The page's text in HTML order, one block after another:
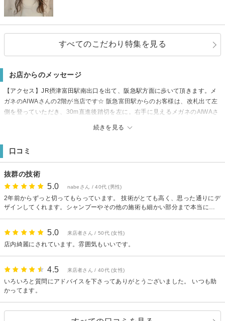
すべてのこだわり特集を見る
お店からのメッセージ
続きを見る
【アクセス】JR摂津富田駅南出口を出て、阪急駅方面に歩いて頂きます。メ
ガネのAIWAさんの2階が当店です☆ 阪急富田駅からのお客様は、改札出て左
側を登っていただき、30m直進後踏切を左に。右手に見えるメガネのAIWAさ
【駐車場】近隣に有料駐車場あり☆
口コミ
抜群の技術
5.0 nabeさん / 40代 (男性)
2年前からずっと切ってもらっています。 技術がとても高く、思った通りにデ
ザインしてくれます。シャンプーやその他の施術も細かい部分まで本当に丁
5.0 来店者さん / 50代 (女性)
店内綺麗にされています。雰囲気もいいです。
4.5 来店者さん / 40代 (女性)
いろいろと質問にアドバイスを下さってありがとうございました。 いつも助
かってます。